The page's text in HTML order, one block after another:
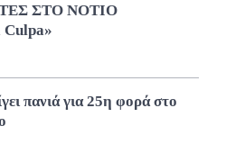
ΣΤΟ ΝΟΤΙΟ
πανιά για 25η φορά στο